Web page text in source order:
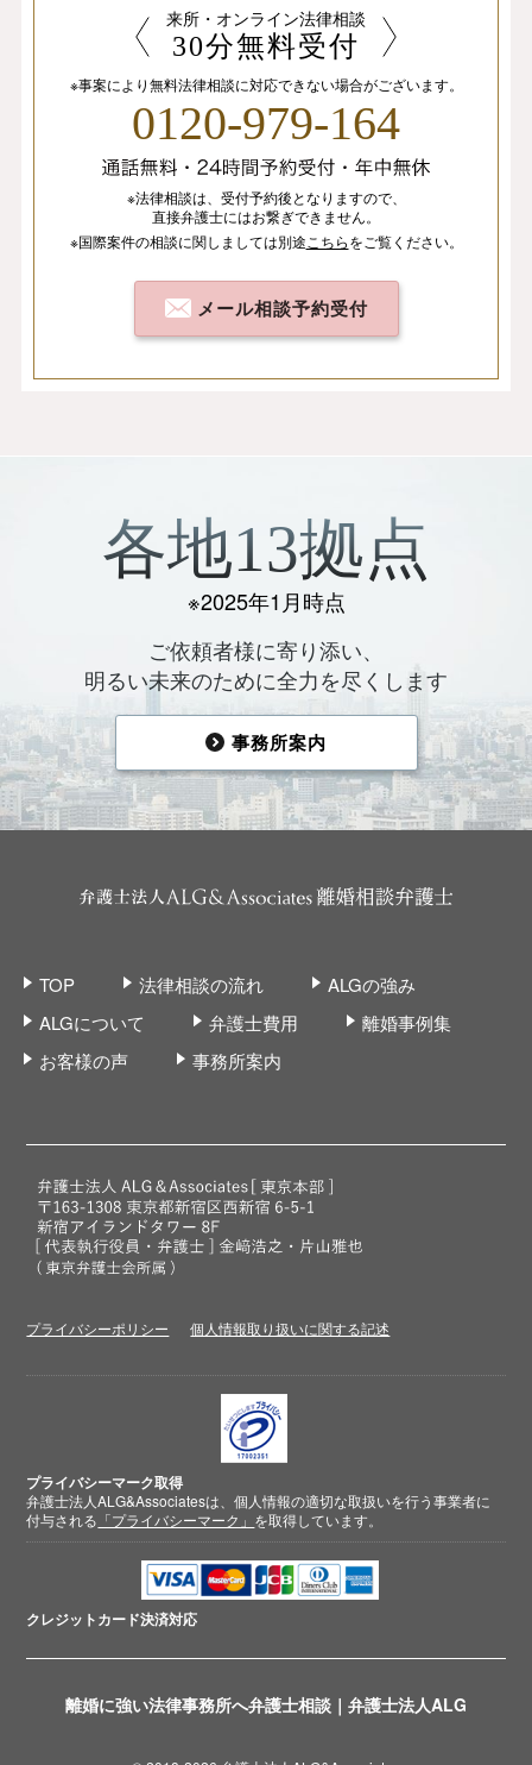
離婚に強い法律事務所へ弁護士相談｜弁護士法人ALG
来所・オンライン法律相談
30分無料受付
※事案により無料法律相談に対応できない場合がございます。
0120-979-164
※法律相談は、 受付予約後となりますので、
直接弁護士にはお繋ぎできません。
※国際案件の相談に関しましては別途 こちらをご覧ください。
メール相談予約受付
各地13拠点
※2025年1月時点
ご依頼者様に寄り添い、
明るい未来のために全力を尽くします
事務所案内
TOP 法律相談の流れ
ALGの強み
ALGについて
弁護士費用
離婚事例集
お客様の声
事務所案内
プライバシーポリシー 個人情報取り扱いに関する記述
プライバシーマーク取得
弁護士法人ALG&Associatesは、個人情報の適切な取扱いを行う事業者に
付与される 「プライバシーマーク」 を取得しています。
クレジットカード決済対応